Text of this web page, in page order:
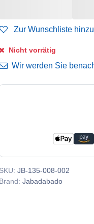
Zur Wunschliste
Nicht vorrätig
Wir werden Sie
SKU: JB-135-008-002
Brand: Jabadabado